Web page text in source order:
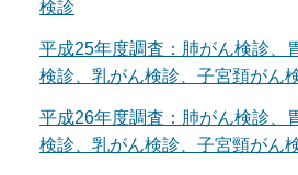
検診
平成25年度調査：肺がん検診、
検診、乳がん検診、子宮頚がん
平成26年度調査：肺がん検診、
検診、乳がん検診、子宮頸がん